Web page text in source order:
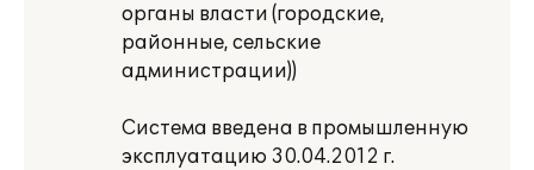
органы власти (городские,
районные, сельские
администрации))
Система введена в промышленную
эксплуатацию 30.04.2012 г.